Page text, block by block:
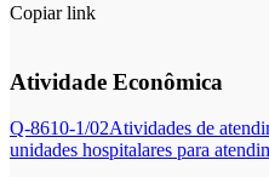
Copiar link
Atividade Econômica
Q-8610-1/02Atividades de
unidades hospitalares para